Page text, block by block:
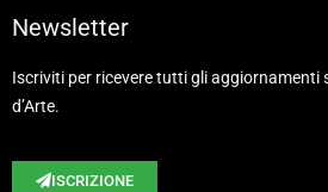
Newsletter
Iscriviti per ricevere tutti gli aggiornamenti
d’Arte.
ISCRIZIONE